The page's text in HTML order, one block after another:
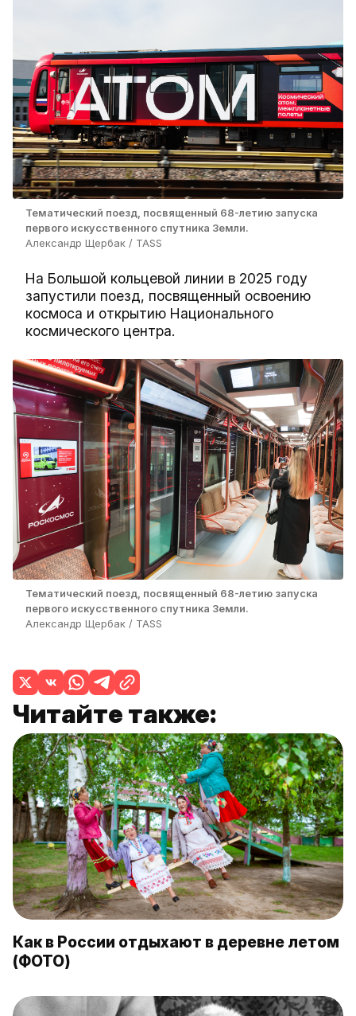
Тематический поезд, посвященный 68-летию запуска
первого искусственного спутника Земли.
Александр Щербак / TASS
На Большой кольцевой линии в 2025 году
запустили поезд, посвященный освоению
космоса и открытию Национального
космического центра.
Тематический поезд, посвященный 68-летию запуска
первого искусственного спутника Земли.
Александр Щербак / TASS
Читайте также:
Как в России отдыхают в деревне летом
(ФОТО)